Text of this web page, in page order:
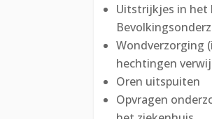
Uitstrijkjes in het
Wondverzorging
hechtingen
Oren uitspuiten
Opvragen